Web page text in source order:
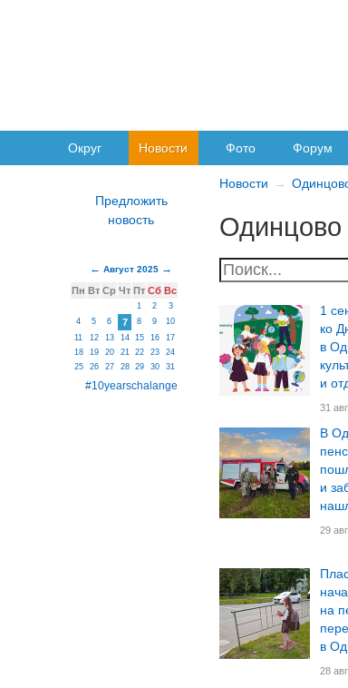
Округ Новости Фото Форум
Новости
Одинцово
1
ко
в
и
31
В
и
29
на
в
28
Август 2025
Пн Вт Ср Чт Пт Сб Вс
1 2
3
4
5 6 7 8 9
10
11
12 13 14 15 16
17
18
19 20 21 22 23
24
25
26 27 28 29 30 31
#10yearschalange